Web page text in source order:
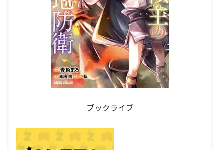
ブックライブ